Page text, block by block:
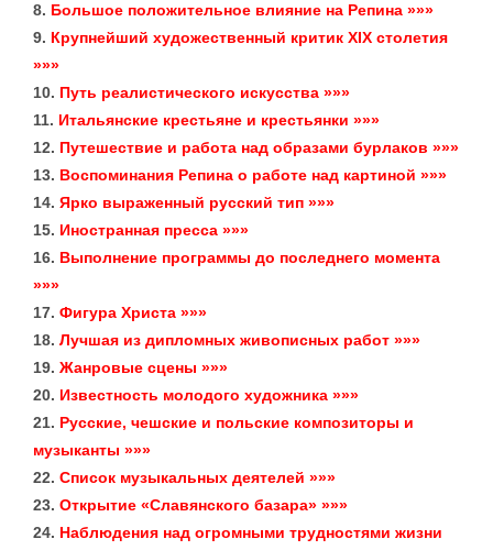
8. Большое положительное влияние на Репина »»»
9. Крупнейший художественный критик XIX столетия
»»»
10. Путь реалистического искусства »»»
11. Итальянские крестьяне и крестьянки »»»
12. Путешествие и работа над образами бурлаков »»»
13. Воспоминания Репина о работе над картиной »»»
14. Ярко выраженный русский тип »»»
15. Иностранная пресса »»»
16. Выполнение программы до последнего момента
»»»
17. Фигура Христа »»»
18. Лучшая из дипломных живописных работ »»»
19. Жанровые сцены »»»
20. Известность молодого художника »»»
21. Русские, чешские и польские композиторы и
музыканты »»»
22. Список музыкальных деятелей »»»
23. Открытие «Славянского базара» »»»
24. Наблюдения над огромными трудностями жизни